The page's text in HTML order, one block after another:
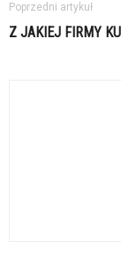
Poprzedni artykuł
Z JAKIEJ FIRMY